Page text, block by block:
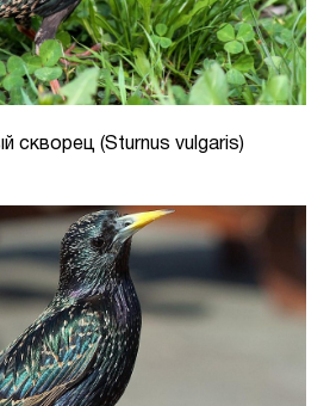
скворец (Sturnus vulgaris)